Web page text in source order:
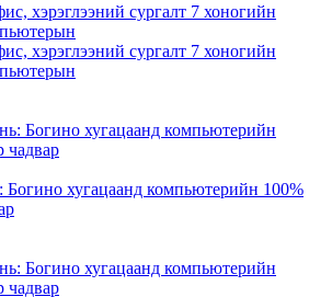
хэрэглээний сургалт 7 хоногийн
хэрэглээний сургалт 7 хоногийн
хугацаанд компьютерийн 100%